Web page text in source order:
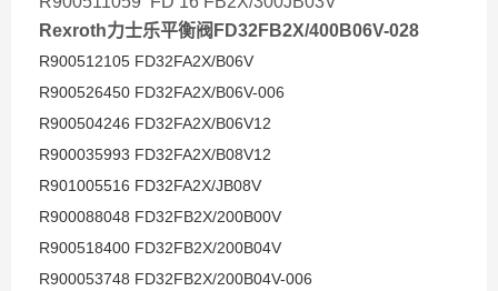
Rexroth力士乐平衡阀FD32FB2X/400B06V-028
R900512105 FD32FA2X/B06V
R900526450 FD32FA2X/B06V-006
R900504246 FD32FA2X/B06V12
R900035993 FD32FA2X/B08V12
R901005516 FD32FA2X/JB08V
R900088048 FD32FB2X/200B00V
R900518400 FD32FB2X/200B04V
R900053748 FD32FB2X/200B04V-006